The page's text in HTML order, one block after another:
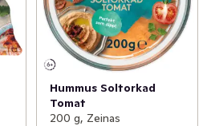
Hummus Soltorkad
Tomat
200 g, Zeinas